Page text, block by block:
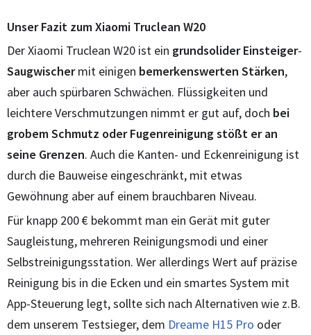
Unser Fazit zum Xiaomi Truclean W20
Der Xiaomi Truclean W20 ist ein grundsolider Einsteiger-
Saugwischermit einigen bemerkenswerten Stärken,
aber auch spürbaren Schwächen. Flüssigkeiten und
leichtere Verschmutzungen nimmt er gut auf, doch bei
grobem Schmutz oder Fugenreinigung stößt er an
seine Grenzen. Auch die Kanten- und Eckenreinigung ist
durch die Bauweise eingeschränkt, mit etwas
Gewöhnung aber auf einem brauchbaren Niveau.
Für knapp 200 € bekommt man ein Gerät mit guter
Saugleistung, mehreren Reinigungsmodi und einer
Selbstreinigungsstation. Wer allerdings Wert auf präzise
Reinigung bis in die Ecken und ein smartes System mit
App-Steuerung legt, sollte sich nach Alternativen wie z.B.
dem unserem Testsieger, dem Dreame H15 Pro oder